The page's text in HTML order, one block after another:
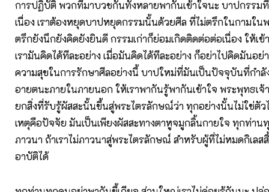
การปฏิบัติ พวกที่มาบวชกันทั้งหลายพากันเข้าใจนะ บาปกรรม
เนื่อง เราต้องหยุดบาปหยุดกรรมนั้นด้วยศีล ที่ไม่ตรึกในกามใน
ตรึกยังนึกยังคิดยังยินดี กรรมเก่าก็ย่อมเกิดติดต่อต่อเนื่อง ให้เข้
เรามันคิดได้ทีละอย่าง เมื่อมันคิดได้ทีละอย่าง ก็อย่าไปคิดมันอย่
ความสุขในการรักษาศีลอย่างนี้ บาปใหม่ที่มันเป็นปัจจุบันที่กำลั
อายตนะภายในภายนอก ให้เราพากันรู้พากันเข้าใจ พระพุทธเจ้
ยกสิ่งที่รับรู้ผัสสะนั้นขึ้นสู่พระไตรลักษณ์ว่า ทุกอย่างนั้นไม่ใช่ตั
เหตุคือปัจจัย มันเป็นเพียงผัสสะทางตาหูจมูกลิ้นกายใจ ทุกท่า
ภาวนา ถ้าเราไม่ภาวนาสู่พระไตรลักษณ์ สำหรับผู้ที่ไม่หมดกิเลส
อาบัติได้